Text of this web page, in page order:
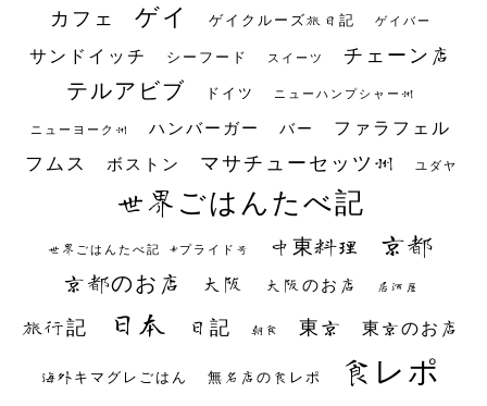
カフェ ゲイ ゲイクルーズ旅日記 ゲイバー
サンドイッチ シーフード スイーツ チェーン店
テルアビブ ドイツ ニューハンプシャー州
ニューヨーク州 ハンバーガー バー ファラフェル
フムス ボストン マサチューセッツ州 ユダヤ
世界ごはんたべ記
世界ごはんたべ記 #プライド号 中東料理 京都
京都のお店 大阪 大阪のお店 居酒屋
旅行記 日本 日記 朝食 東京 東京のお店
海外キマグレごはん 無名店の食レポ 食レポ